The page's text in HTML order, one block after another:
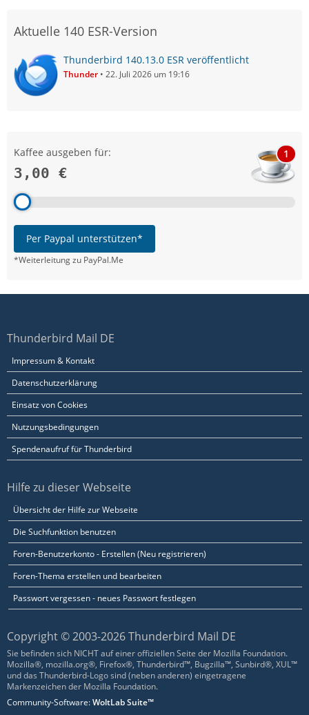
Aktuelle 140 ESR-Version
Thunderbird 140.13.0 ESR veröffentlicht
Thunder 22. Juli 2026 um 19:16
Kaffee ausgeben für:
3,00 €
1
Per Paypal unterstützen*
*Weiterleitung zu PayPal.Me
Thunderbird Mail DE
Impressum & Kontakt
Datenschutzerklärung
Einsatz von Cookies
Nutzungsbedingungen
Spendenaufruf für Thunderbird
Hilfe zu dieser Webseite
Übersicht der Hilfe zur Webseite
Die Suchfunktion benutzen
Foren-Benutzerkonto - Erstellen (Neu registrieren)
Foren-Thema erstellen und bearbeiten
Passwort vergessen - neues Passwort festlegen
Copyright © 2003-2026 Thunderbird Mail DE
Sie befinden sich NICHT auf einer offiziellen Seite der Mozilla Foundation.
Mozilla®, mozilla.org®, Firefox®, Thunderbird™, Bugzilla™, Sunbird®, XUL™
und das Thunderbird-Logo sind (neben anderen) eingetragene
Markenzeichen der Mozilla Foundation.
Community-Software:WoltLab Suite™